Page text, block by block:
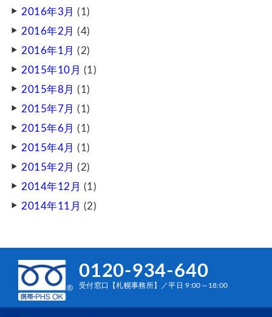
2016年3月 (1)
2016年2月 (4)
2016年1月 (2)
2015年10月 (1)
2015年8月 (1)
2015年7月 (1)
2015年6月 (1)
2015年4月 (1)
2015年2月 (2)
2014年12月 (1)
2014年11月 (2)
0120-934-640
受付窓口【札幌事務所】／平日 9:00～18:00